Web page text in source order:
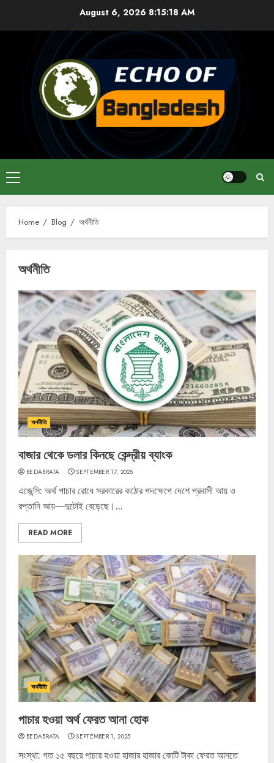
August 6, 2026 8:15:19 AM
Primary
Menu
Home Blog অর্থনীতি
অর্থনীতি
অর্থনীতি
বাজার থেকে ডলার কিনছে কেন্দ্রীয় ব্যাংক
BEDABRATA SEPTEMBER 17, 2025
এজেন্সি: অর্থ পাচার রোধে সরকারের কঠোর পদক্ষেপে দেশে প্রবাসী আয় ও
রপ্তানি আয়—দুটোই বেড়েছে।...
READ MORE
অর্থনীতি
পাচার হওয়া অর্থ ফেরত আনা হোক
BEDABRATA SEPTEMBER 1, 2025
সংস্থা: গত ১৫ বছরে পাচার হওয়া হাজার হাজার কোটি টাকা ফেরত আনতে